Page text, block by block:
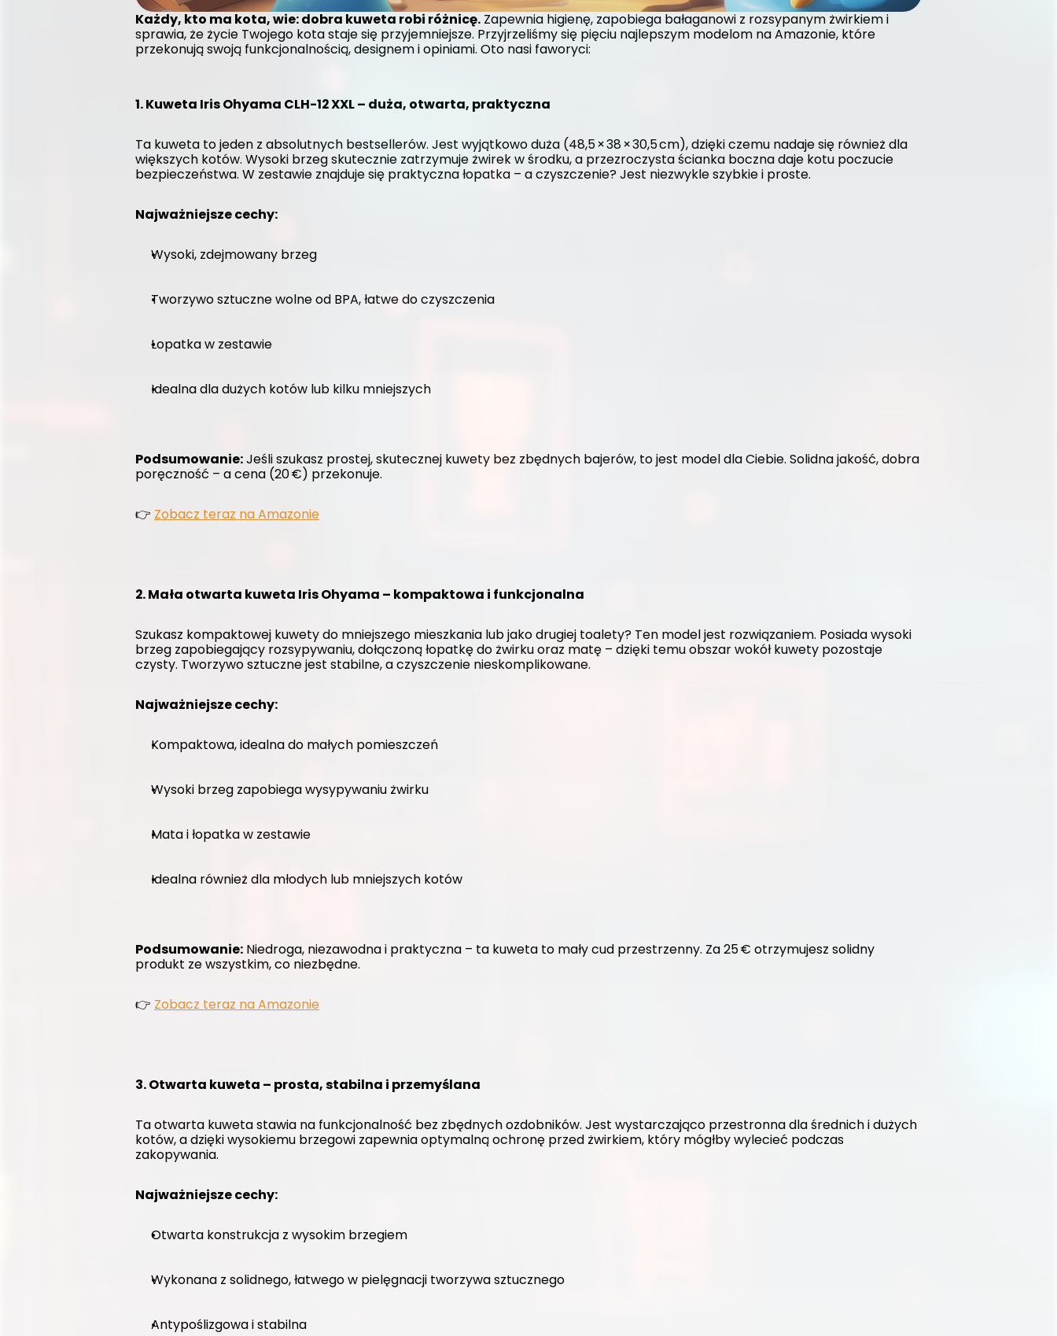
Każdy, kto ma kota, wie: dobra kuweta robi różnicę. Zapewnia higienę, zapobiega bałaganowi z rozsypanym żwirkiem i
sprawia, że życie Twojego kota staje się przyjemniejsze. Przyjrzeliśmy się pięciu najlepszym modelom na Amazonie, które
przekonują swoją funkcjonalnością, designem i opiniami. Oto nasi faworyci:
1. Kuweta Iris Ohyama CLH-12 XXL – duża, otwarta, praktyczna
Ta kuweta to jeden z absolutnych bestsellerów. Jest wyjątkowo duża (48,5 × 38 × 30,5 cm), dzięki czemu nadaje się również dla
większych kotów. Wysoki brzeg skutecznie zatrzymuje żwirek w środku, a przezroczysta ścianka boczna daje kotu poczucie
bezpieczeństwa. W zestawie znajduje się praktyczna łopatka – a czyszczenie? Jest niezwykle szybkie i proste.
Najważniejsze cechy:
Wysoki, zdejmowany brzeg
Tworzywo sztuczne wolne od BPA, łatwe do czyszczenia
Łopatka w zestawie
Idealna dla dużych kotów lub kilku mniejszych
Podsumowanie: Jeśli szukasz prostej, skutecznej kuwety bez zbędnych bajerów, to jest model dla Ciebie. Solidna jakość, dobra
poręczność – a cena (20 €) przekonuje.
👉 Zobacz teraz na Amazonie
2. Mała otwarta kuweta Iris Ohyama – kompaktowa i funkcjonalna
Szukasz kompaktowej kuwety do mniejszego mieszkania lub jako drugiej toalety? Ten model jest rozwiązaniem. Posiada wysoki
brzeg zapobiegający rozsypywaniu, dołączoną łopatkę do żwirku oraz matę – dzięki temu obszar wokół kuwety pozostaje
czysty. Tworzywo sztuczne jest stabilne, a czyszczenie nieskomplikowane.
Najważniejsze cechy:
Kompaktowa, idealna do małych pomieszczeń
Wysoki brzeg zapobiega wysypywaniu żwirku
Mata i łopatka w zestawie
Idealna również dla młodych lub mniejszych kotów
Podsumowanie: Niedroga, niezawodna i praktyczna – ta kuweta to mały cud przestrzenny. Za 25 € otrzymujesz solidny
produkt ze wszystkim, co niezbędne.
👉 Zobacz teraz na Amazonie
3. Otwarta kuweta – prosta, stabilna i przemyślana
Ta otwarta kuweta stawia na funkcjonalność bez zbędnych ozdobników. Jest wystarczająco przestronna dla średnich i dużych
kotów, a dzięki wysokiemu brzegowi zapewnia optymalną ochronę przed żwirkiem, który mógłby wylecieć podczas
zakopywania.
Najważniejsze cechy:
Otwarta konstrukcja z wysokim brzegiem
Wykonana z solidnego, łatwego w pielęgnacji tworzywa sztucznego
Antypoślizgowa i stabilna